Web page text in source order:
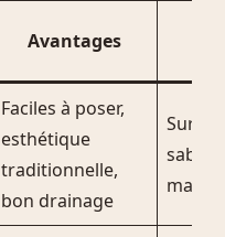
Avantages
Faciles à poser,
esthétique
traditionnelle,
bon drainage
Sur lit
sable